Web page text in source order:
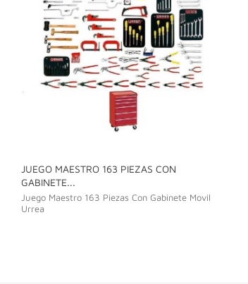
JUEGO MAESTRO 163 PIEZAS CON
GABINETE...
Juego Maestro 163 Piezas Con Gabinete Movil
Urrea